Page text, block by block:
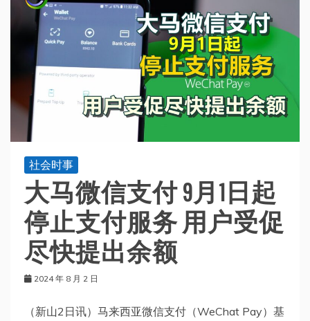
社会时事
大马微信支付 9月1日起
停止支付服务 用户受促
尽快提出余额
2024 年 8 月 2 日
（新山2日讯）马来西亚微信支付（WeChat Pay）基